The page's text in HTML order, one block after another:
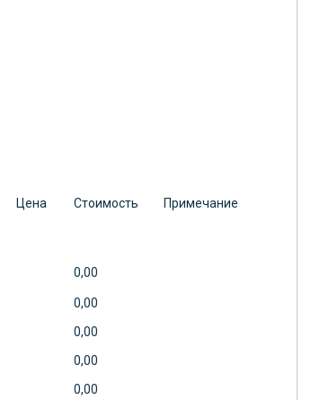
Цена Стоимость Примечание
0,00
0,00
0,00
0,00
0,00